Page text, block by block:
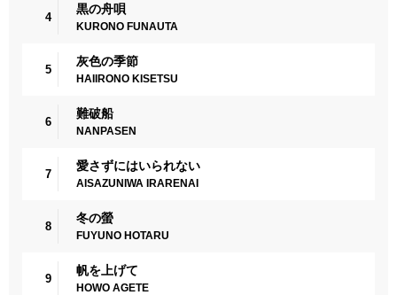
4
黒の舟唄
KURONO FUNAUTA
5
灰色の季節
HAIIRONO KISETSU
6
難破船
NANPASEN
7
愛さずにはいられない
AISAZUNIWA IRARENAI
8
冬の螢
FUYUNO HOTARU
9
帆を上げて
HOWO AGETE